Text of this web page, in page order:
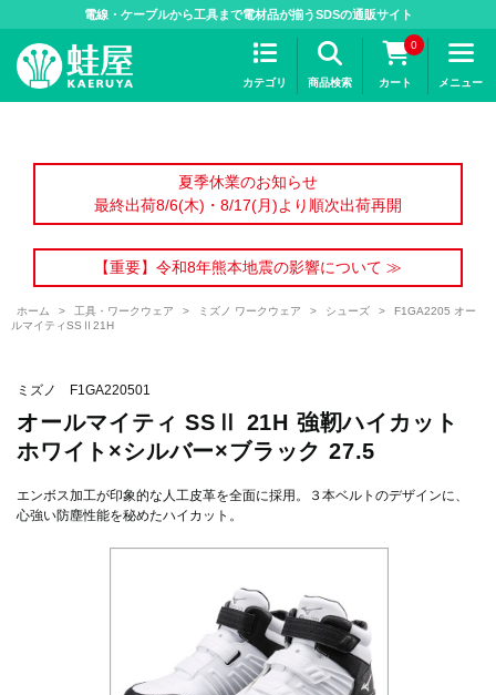
電線・ケーブルから工具まで電材品が揃うSDSの通販サイト
カテゴリ 商品検索
0
カート メニュー
夏季休業のお知らせ
最終出荷8/6(木)・8/17(月)より順次出荷再開
【重要】令和8年熊本地震の影響について ≫
ホーム > 工具・ワークウェア > ミズノ ワークウェア > シューズ >
F1GA2205 オー
ルマイティSSⅡ21H
ミズノ F1GA220501
オールマイティ SSⅡ 21H 強靭ハイカット
ホワイト×シルバー×ブラック 27.5
エンボス加工が印象的な人工皮革を全面に採用。３本ベルトのデザインに、
心強い防塵性能を秘めたハイカット。